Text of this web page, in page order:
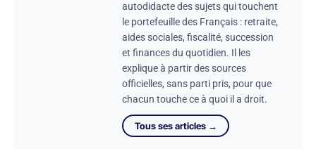
autodidacte des sujets qui touchent
le portefeuille des Français : retraite,
aides sociales, fiscalité, succession
et finances du quotidien. Il les
explique à partir des sources
officielles, sans parti pris, pour que
chacun touche ce à quoi il a droit.
Tous ses articles →